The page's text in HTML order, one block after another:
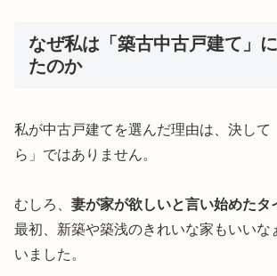
なぜ私は「築古中古戸建て」
たのか
私が中古戸建てを選んだ理由は、決して
ら」ではありません。
むしろ、 妻が家が欲しいと言い始めたタ
最初、新築や築浅のきれいな家もいいな
いました。